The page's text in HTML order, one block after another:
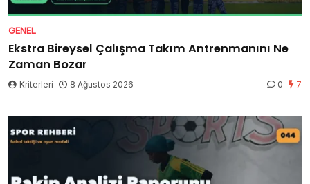
GENEL
Ekstra Bireysel Çalışma Takım Antrenmanını Ne
Zaman Bozar
Kriterleri 8 Ağustos 2026 0 7